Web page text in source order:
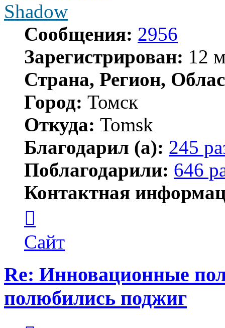
Shadow
Сообщения: 2956
Зарегистрирован: 12
Страна, Регион,
Город: Томск
Откуда: Tomsk
Благодарил (а): 245
Поблагодарили: 646
Контактная
пользователя
Shadow
Сайт
Re: Инновационные
полюбились поджиг